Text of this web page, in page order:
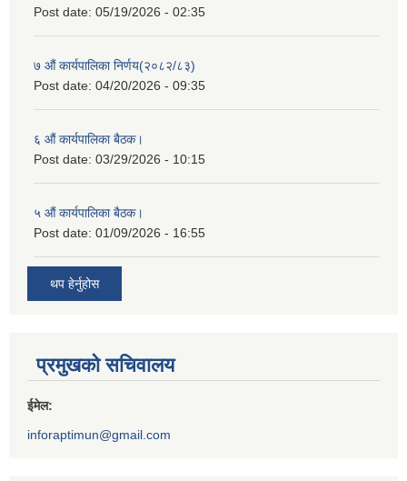
Post date: 05/19/2026 - 02:35
७ औं कार्यपालिका निर्णय(२०८२/८३)
Post date: 04/20/2026 - 09:35
६ औं कार्यपालिका बैठक।
Post date: 03/29/2026 - 10:15
५ औं कार्यपालिका बैठक।
Post date: 01/09/2026 - 16:55
थप हेर्नुहोस
प्रमुखको सचिवालय
ईमेल:
inforaptimun@gmail.com